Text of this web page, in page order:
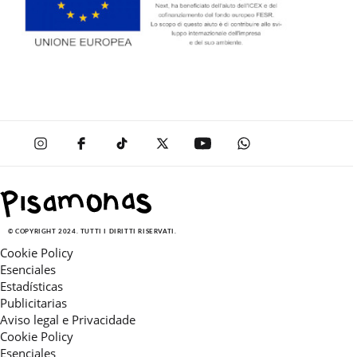
© COPYRIGHT 2024. TUTTI I DIRITTI RISERVATI.
Cookie Policy
Esenciales
Estadísticas
Publicitarias
Aviso legal e Privacidade
Cookie Policy
Esenciales